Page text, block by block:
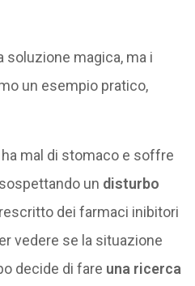
soluzione magica, ma i
un esempio pratico,
mal di stomaco e soffre
un disturbo
dei farmaci inibitori
vedere se la situazione
decide di fare una ricerca